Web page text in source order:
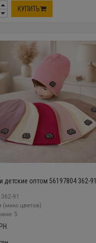
КУПИТЬ
детские оптом 56197804 362-91
91
(микс цветов)
5